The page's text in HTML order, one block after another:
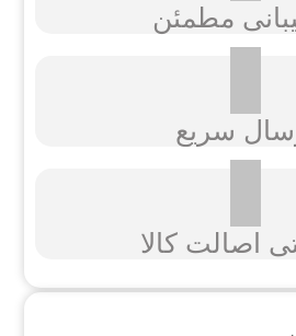
مطمئن
سریع
اصالت کالا